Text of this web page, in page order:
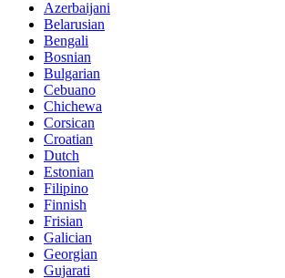
Azerbaijani
Belarusian
Bengali
Bosnian
Bulgarian
Cebuano
Chichewa
Corsican
Croatian
Dutch
Estonian
Filipino
Finnish
Frisian
Galician
Georgian
Gujarati